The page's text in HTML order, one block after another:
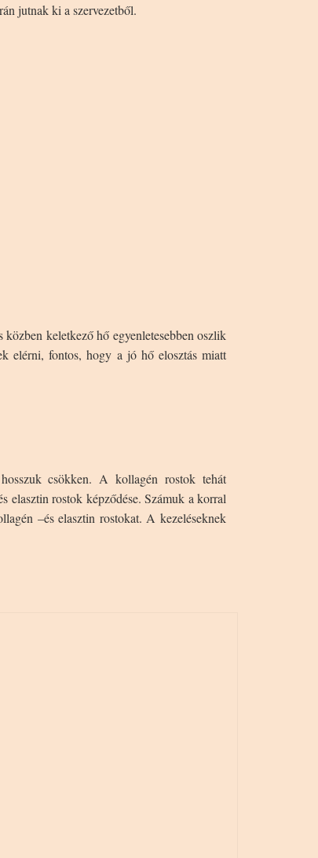
jutnak ki a szervezetből.
keletkező hő egyenletesebben oszlik
elérni, fontos, hogy a jó hő elosztás miatt
csökken. A kollagén rostok tehát
elasztin rostok képződése. Számuk a korral
–és elasztin rostokat. A kezeléseknek